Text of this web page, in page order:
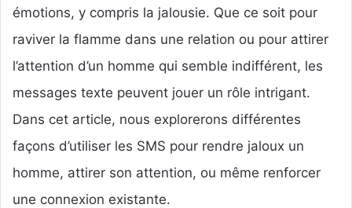
émotions, y compris la jalousie. Que ce soit pour
raviver la flamme dans une relation ou pour attirer
l’attention d’un homme qui semble indifférent, les
messages texte peuvent jouer un rôle intrigant.
Dans cet article, nous explorerons différentes
façons d’utiliser les SMS pour rendre jaloux un
homme, attirer son attention, ou même renforcer
une connexion existante.